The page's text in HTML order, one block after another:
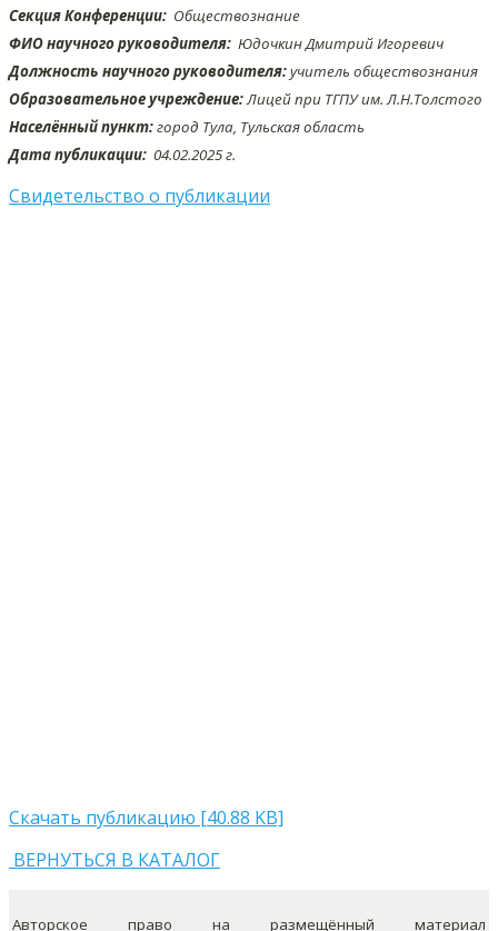
Секция Конференции: Обществознание
ФИО научного руководителя: Юдочкин Дмитрий Игоревич
Должность научного руководителя:учитель обществознания
Образовательное учреждение:Лицей при ТГПУ им. Л.Н.Толстого
Населённый пункт:город Тула, Тульская область
Дата публикации: 04.02.2025 г.
Свидетельство о публикации
Скачать публикацию [40.88 KB]
ВЕРНУТЬСЯ В КАТАЛОГ
Авторское право на размещённый материал